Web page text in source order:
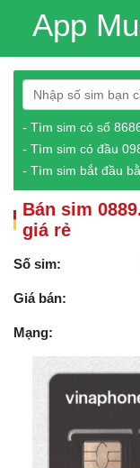
App
- Tìm sim có số
- Tìm sim có đầu
- Tìm sim bắt đầu
Bán sim
giá rẻ
Số sim:
Giá bán:
Mạng: